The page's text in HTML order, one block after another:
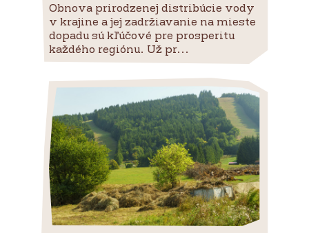
Obnova prirodzenej distribúcie vody
v krajine a jej zadržiavanie na mieste
dopadu sú kľúčové pre prosperitu
každého regiónu. Už pr...